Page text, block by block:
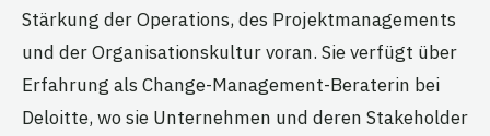
Stärkung der Operations, des Projektmanagements
und der Organisationskultur voran. Sie verfügt über
Erfahrung als Change-Management-Beraterin bei
Deloitte, wo sie Unternehmen und deren Stakeholder